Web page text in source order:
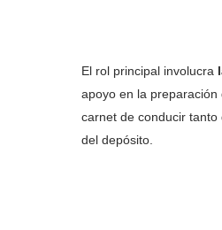
El rol principal involucra
apoyo en la
carnet de conducir
del depósito.